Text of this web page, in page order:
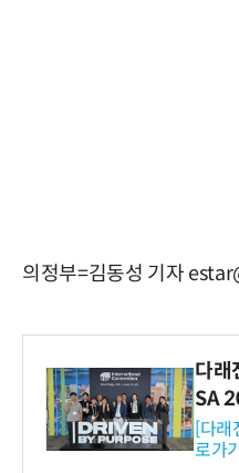
의정부=김동성 기자
다래
SA
와의
-바
[다래
로가